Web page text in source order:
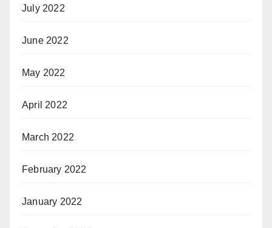
July 2022
June 2022
May 2022
April 2022
March 2022
February 2022
January 2022